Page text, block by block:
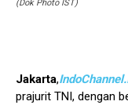
(Dok Photo IST)
Jakarta,
prajurit TNI, dengan